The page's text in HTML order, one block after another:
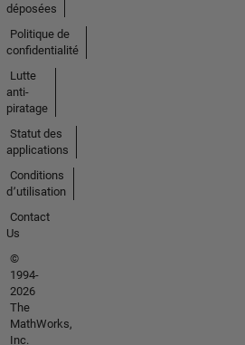
déposées
Politique de
confidentialité
Lutte
anti-
piratage
Statut des
applications
Conditions
d՚utilisation
Contact
Us
©
1994-
2026
The
MathWorks,
Inc.